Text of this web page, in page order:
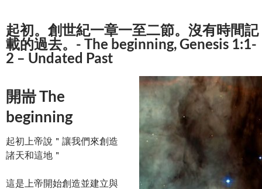
起初。創世紀一章一至二節。沒有時間記
載的過去。- The beginning, Genesis 1:1-
2 – Undated Past
開耑 The
beginning
起初上帝說＂讓我們來創造
諸天和這地＂
這是上帝開始創造並建立與